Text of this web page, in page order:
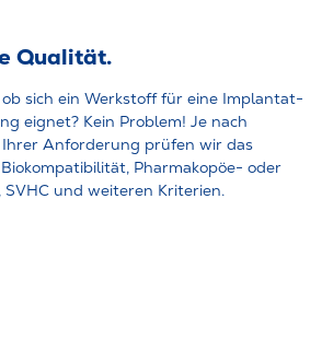
Qualität.
ob sich ein Werkstoff für eine Implantat-
eignet? Kein Problem! Je nach
Anforderung prüfen wir das
Pharmakopöe- oder
SVHC und weiteren Kriterien.